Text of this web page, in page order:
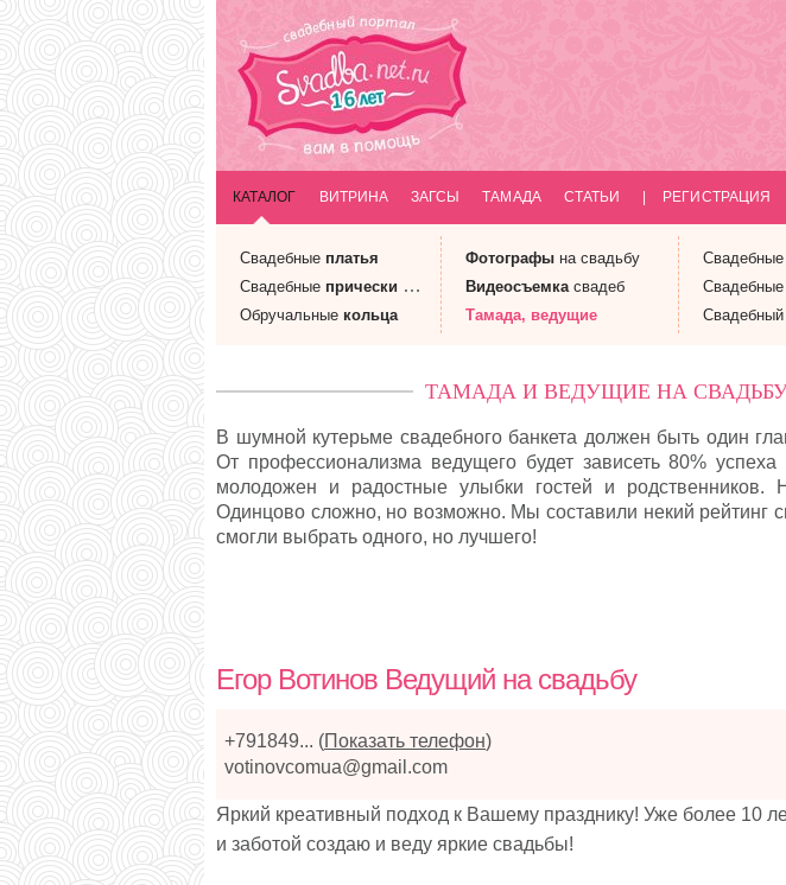
КАТАЛОГ ВИТРИНА ЗАГСЫ ТАМАДА СТАТЬИ РЕГИСТРАЦИЯ
Свадебные платья
Свадебные прически
Обручальные кольца
Фотографы на свадьбу
Видеосъемкасвадеб
Тамада, ведущие
Свадебные
Свадебные
Свадебный
ТАМАДА И ВЕДУЩИЕ НА
В шумной кутерьме свадебного банкета должен быть один
От профессионализма ведущего будет зависеть 80% успеха
молодожен и радостные улыбки гостей и родственников.
Одинцово сложно, но возможно. Мы составили некий рейтинг
смогли выбрать одного, но лучшего!
Егор Вотинов Ведущий на свадьбу
+791849... (Показать телефон)
votinovcomua@gmail.com
Яркий креативный подход к Вашему празднику! Уже более 10
и заботой создаю и веду яркие свадьбы!